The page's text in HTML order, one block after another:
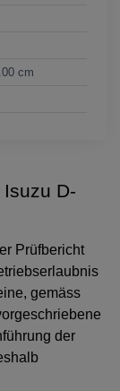
cm
D-
Prüfbericht
gemäss
der